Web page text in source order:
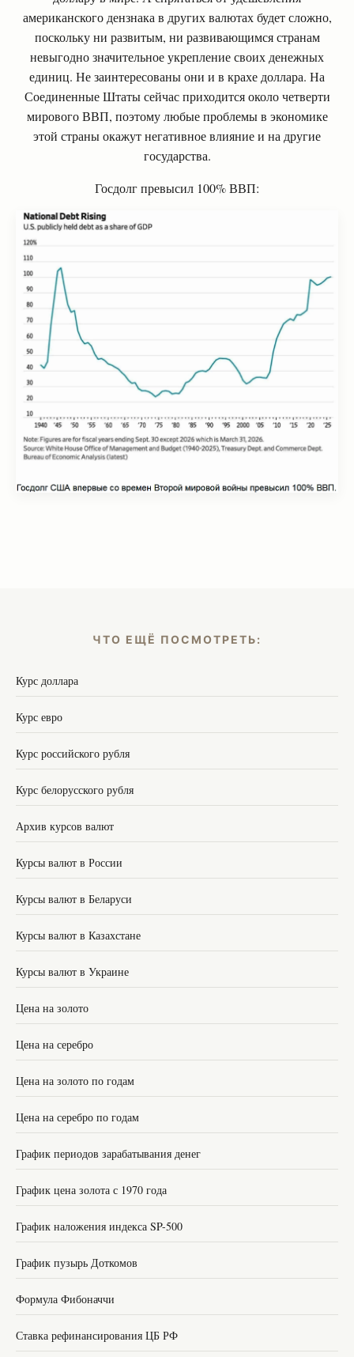
американского дензнака в других валютах будет сложно,
поскольку ни развитым, ни развивающимся странам
невыгодно значительное укрепление своих денежных
единиц. Не заинтересованы они и в крахе доллара. На
Соединенные Штаты сейчас приходится около четверти
мирового ВВП, поэтому любые проблемы в экономике
этой страны окажут негативное влияние и на другие
государства.
Госдолг превысил 100% ВВП:
ЧТО ЕЩЁ ПОСМОТРЕТЬ:
Курс доллара
Курс евро
Курс российского рубля
Курс белорусского рубля
Архив курсов валют
Курсы валют в России
Курсы валют в Беларуси
Курсы валют в Казахстане
Курсы валют в Украине
Цена на золото
Цена на серебро
Цена на золото по годам
Цена на серебро по годам
График периодов зарабатывания денег
График цена золота с 1970 года
График наложения индекса SP-500
График пузырь Доткомов
Формула Фибоначчи
Ставка рефинансирования ЦБ РФ